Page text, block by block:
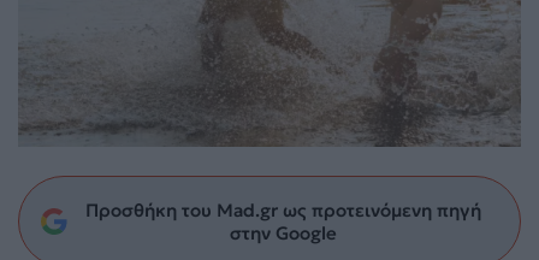
Προσθήκη του Mad.gr ως προτεινόμενη πηγή
στην Google